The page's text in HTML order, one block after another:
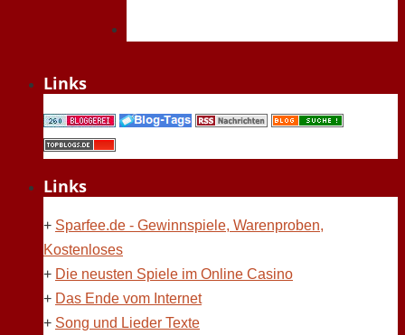
Links
Links
+ Sparfee.de - Gewinnspiele, Warenproben,
Kostenloses
+ Die neusten Spiele im Online Casino
+ Das Ende vom Internet
+ Song und Lieder Texte